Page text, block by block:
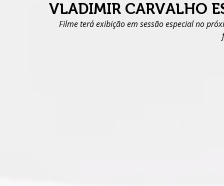
VLADIMIR CARVALHO
Filme terá exibição em sessão especial no